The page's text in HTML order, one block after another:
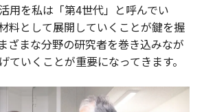
用を私は「第4世代」と呼んでい
料として展開していくことが鍵を握
ざまな分野の研究者を巻き込みなが
ていくことが重要になってきます。